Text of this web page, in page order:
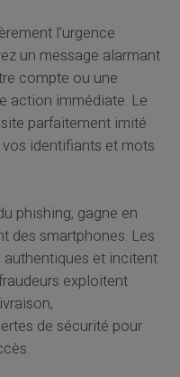
l'urgence
un message alarmant
compte ou une
action immédiate. Le
parfaitement imité
identifiants et mots
phishing, gagne en
des smartphones. Les
et incitent
exploitent
de sécurité pour